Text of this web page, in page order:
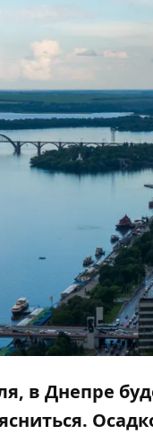
в Днепре